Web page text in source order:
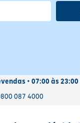
• 07:00 às 23:00
087 4000